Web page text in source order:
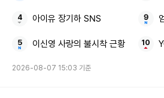
아이유 장기하 SNS
이신영 사랑의 불시착 근황
2026-08-07 15:03 기준